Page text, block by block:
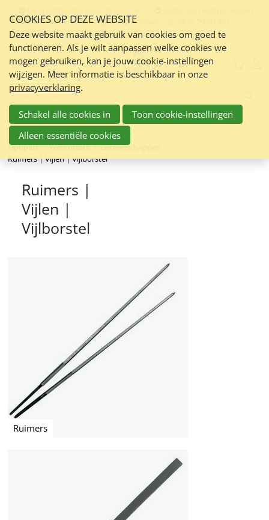
links
over
Spring
naar
de
inhoud
Spring
naar
navigatie
Nederland en Belgie
Contact:
info@optiplus.nl
Menu
Zoeken:
Optiplus Werkplaats
Gereedschappen
Ruimers | Vijlen | Vijlborstel
Ruimers |
Vijlen |
Vijlborstel
Ruimers
COOKIES OP DEZE WEBSITE
Deze website maakt gebruik van cookies om goed te
functioneren. Als je wilt aanpassen welke cookies we
mogen gebruiken, kan je jouw cookie-instellingen
wijzigen. Meer informatie is beschikbaar in onze
privacyverklaring.
Schakel alle cookies in
Toon cookie-instellingen
Alleen essentiële cookies